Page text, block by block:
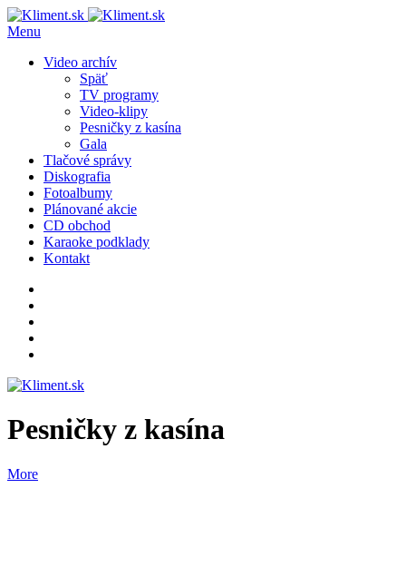
Menu
Video archív
Späť
TV programy
Video-klipy
Pesničky z kasína
Gala
Tlačové správy
Diskografia
Fotoalbumy
Plánované akcie
CD obchod
Karaoke podklady
Kontakt
Pesničky z kasína
More